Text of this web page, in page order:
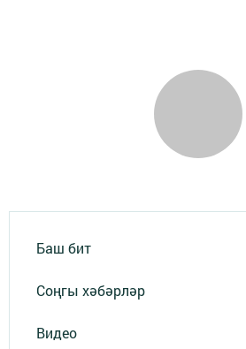
Баш бит
Соңгы хәбәрләр
Видео